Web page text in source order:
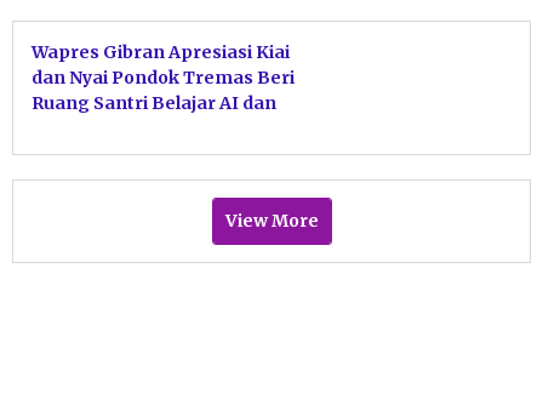
Wapres Gibran Apresiasi Kiai
dan Nyai Pondok Tremas Beri
Ruang Santri Belajar AI dan
View More